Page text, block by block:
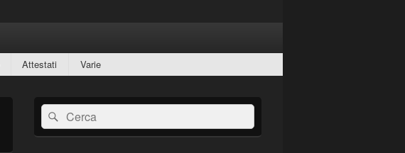
Attestati Varie
Area
widget
barra
laterale
Cerca:Cerca